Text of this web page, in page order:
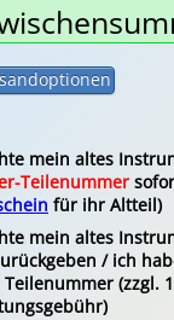
mein altes
Teilenummer
für ihr Altteil)
mein altes
/ ich
(zzgl.